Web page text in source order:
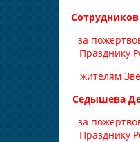
за
Празднику
жителям
Седышева
за
Празднику